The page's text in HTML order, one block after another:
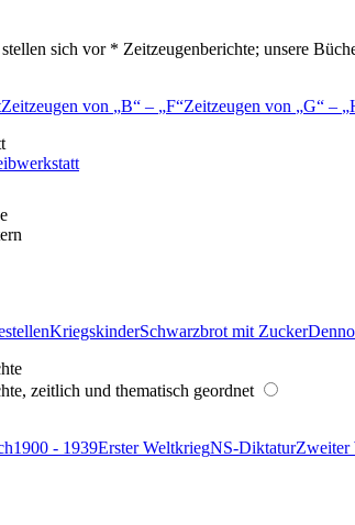
sich vor * Zeitzeugenberichte; unsere
Zeitzeugen von B – F Zeitzeugen von G –
KriegskinderSchwarzbrot mit Zucker
zeitlich und thematisch geordnet
1900 - 1939Erster WeltkriegNS-DiktaturZweiter